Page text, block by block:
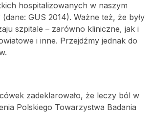
hospitalizowanych w naszym
GUS 2014). Ważne też, że były
szpitale – zarówno kliniczne, jak i
i inne. Przejdźmy jednak do
zadeklarowało, że leczy ból w
Polskiego Towarzystwa Badania